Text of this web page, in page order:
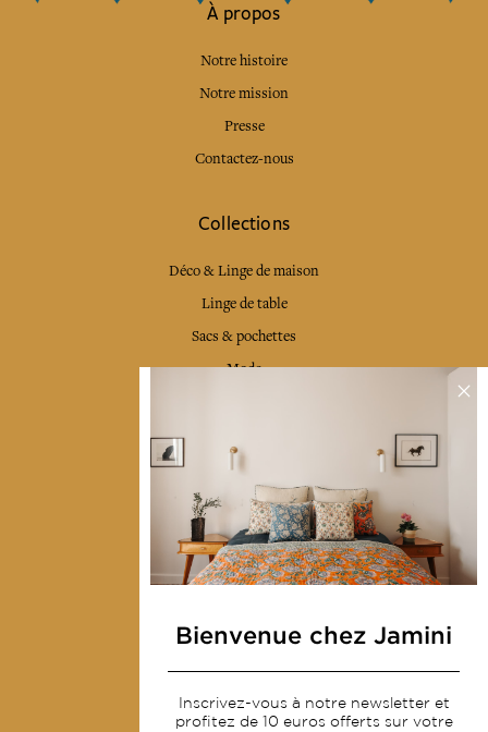
À propos
Notre histoire
Notre mission
Presse
Contactez-nous
Collections
Déco & Linge de maison
Linge de table
Sacs & pochettes
Mode
Livraison & retour
CGV
Devenir revendeur
Notre communauté
L'Art de Vivre Jamini
Bienvenue chez Jamini
Inscrivez-vous à notre newsletter et
profitez de 10 euros offerts sur votre